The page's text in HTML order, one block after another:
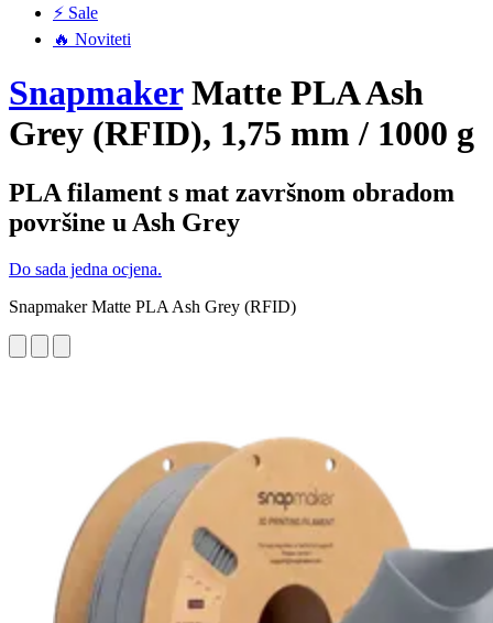
⚡ Sale
🔥 Noviteti
SnapmakerMatte PLA Ash
Grey (RFID), 1,75 mm / 1000 g
PLA filament s mat završnom obradom
površine u Ash Grey
Do sada jedna ocjena.
Snapmaker Matte PLA Ash Grey (RFID)